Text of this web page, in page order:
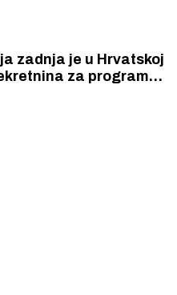
zadnja je u Hrvatskoj
za program